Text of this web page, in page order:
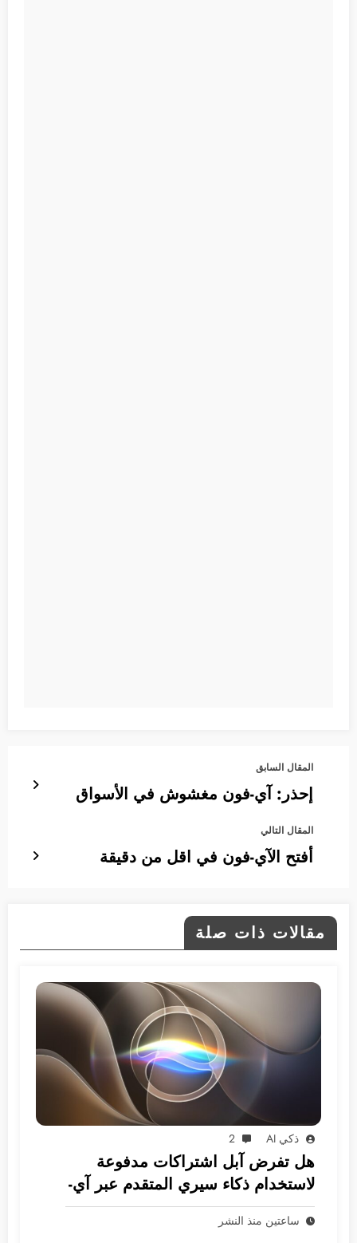
المقال السابق
إحذر: آي-فون مغشوش في الأسواق
المقال التالي
أفتح الآي-فون في اقل من دقيقة
مقالات ذات صلة
ذكي AI 2
هل تفرض آبل اشتراكات مدفوعة
لاستخدام ذكاء سيري المتقدم عبر آي-
كلاود؟
ساعتين منذ النشر